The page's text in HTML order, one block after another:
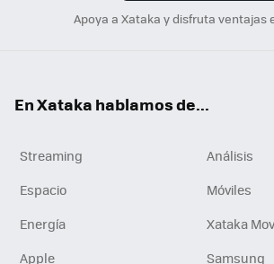
Apoya a Xataka y disfruta ventajas
En Xataka hablamos de...
Streaming
Análisis
Espacio
Móviles
Energía
Xataka
Apple
Samsung